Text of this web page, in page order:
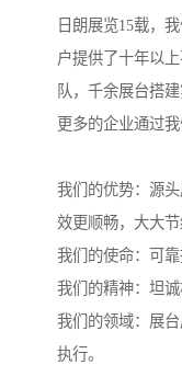
日朗展览15载，
户提供了十年以
队，千余展台搭
更多的企业通过
我们的优势：源
效更顺畅，大大节
我们的使命：可
我们的精神：坦诚
我们的领域：展
执行。